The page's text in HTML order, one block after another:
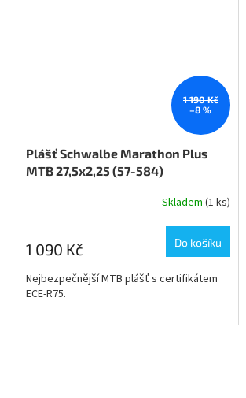
1 190 Kč
–8 %
Plášť Schwalbe Marathon Plus
MTB 27,5x2,25 (57-584)
Skladem (1 ks)
1 090 Kč Do košíku
Nejbezpečnější MTB plášť s certifikátem
ECE-R75.